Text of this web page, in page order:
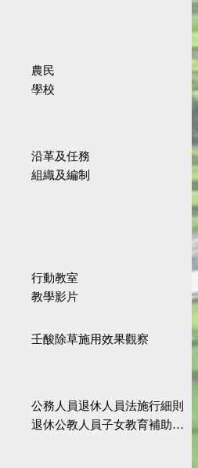
農民
學校
沿革及任務
組織及編制
行動教室
教學影片
壬酸除草施用效果觀察
公務人員退休人員法施行細則
退休公教人員子女教育補助規定